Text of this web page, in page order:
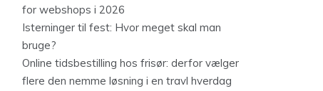
for webshops i 2026
Isterninger til fest: Hvor meget skal man
bruge?
Online tidsbestilling hos frisør: derfor vælger
flere den nemme løsning i en travl hverdag